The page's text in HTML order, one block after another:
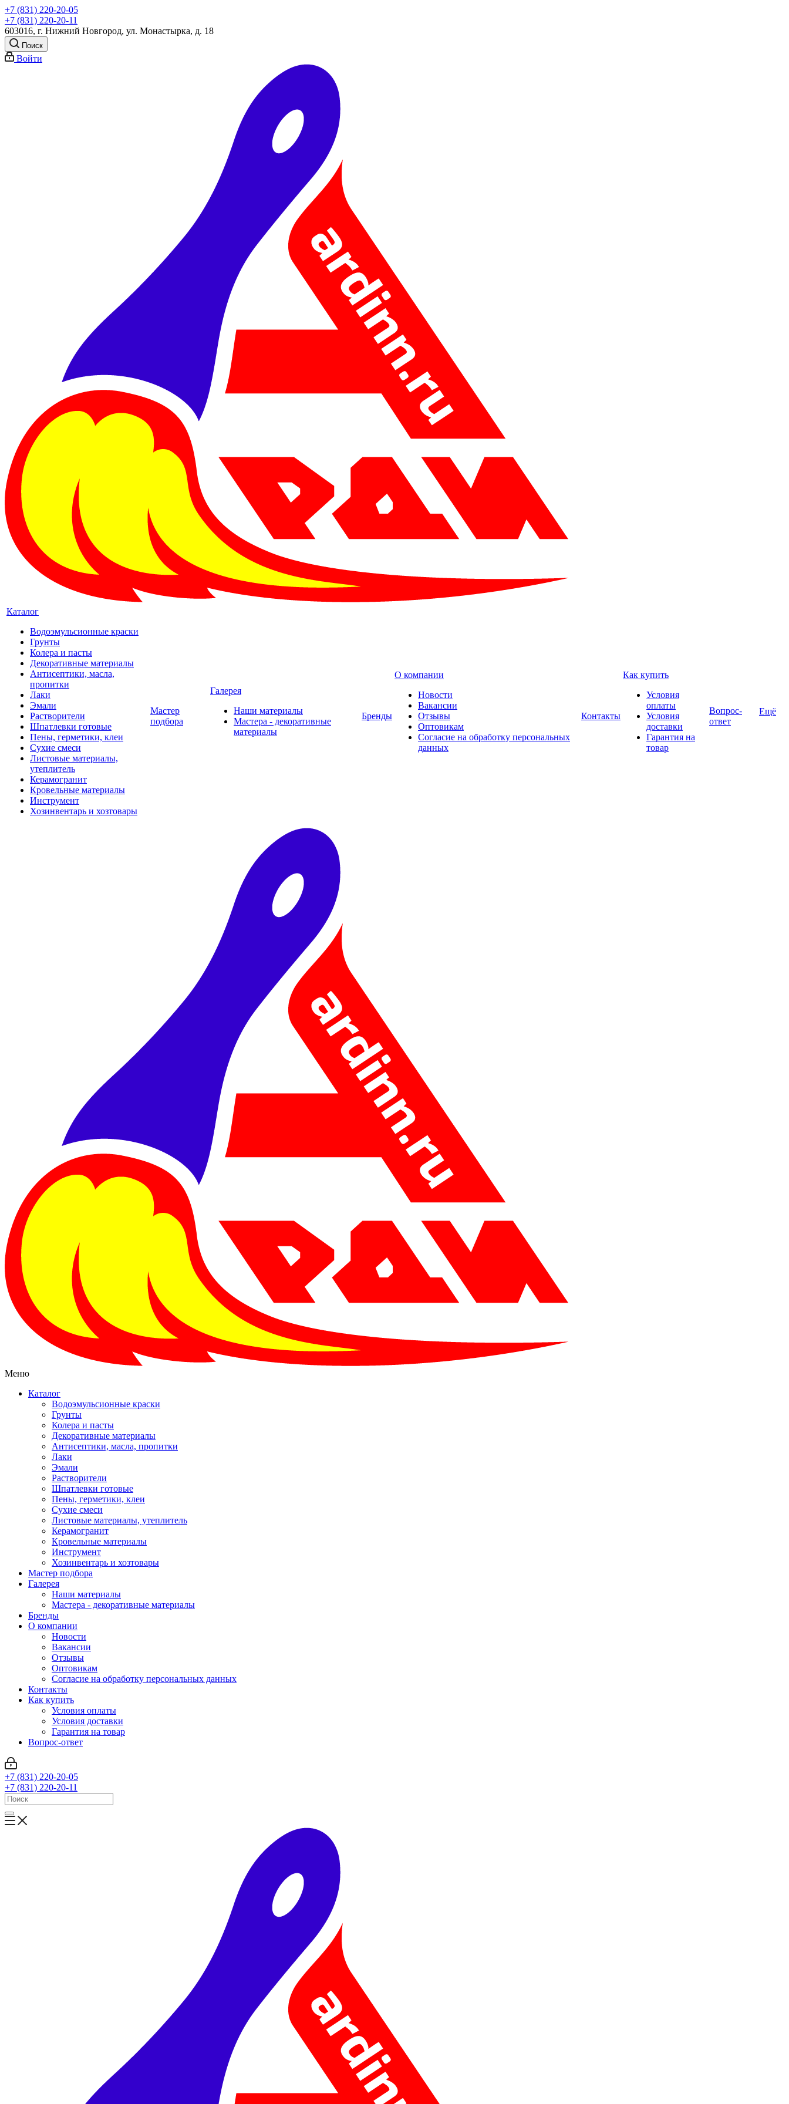
+7 (831) 220-20-05
+7 (831) 220-20-11
603016, г. Нижний Новгород, ул. Монастырка, д. 18
Поиск
Войти
Каталог
Водоэмульсионные краски
Грунты
Колера и пасты
Декоративные материалы
Антисептики, масла,
пропитки
Лаки
Эмали
Растворители
Шпатлевки готовые
Пены, герметики, клеи
Сухие смеси
Листовые материалы,
утеплитель
Керамогранит
Кровельные материалы
Инструмент
Хозинвентарь и хозтовары
Мастер
подбора
Галерея
Наши материалы
Мастера - декоративные
материалы
Бренды
О компании
Новости
Вакансии
Отзывы
Оптовикам
Cогласие на обработку персональных
данных
Контакты
Как купить
Условия
оплаты
Условия
доставки
Гарантия на
товар
Вопрос-
ответ
Ещё
Меню
Каталог
Водоэмульсионные краски
Грунты
Колера и пасты
Декоративные материалы
Антисептики, масла, пропитки
Лаки
Эмали
Растворители
Шпатлевки готовые
Пены, герметики, клеи
Сухие смеси
Листовые материалы, утеплитель
Керамогранит
Кровельные материалы
Инструмент
Хозинвентарь и хозтовары
Мастер подбора
Галерея
Наши материалы
Мастера - декоративные материалы
Бренды
О компании
Новости
Вакансии
Отзывы
Оптовикам
Cогласие на обработку персональных данных
Контакты
Как купить
Условия оплаты
Условия доставки
Гарантия на товар
Вопрос-ответ
+7 (831) 220-20-05
+7 (831) 220-20-11